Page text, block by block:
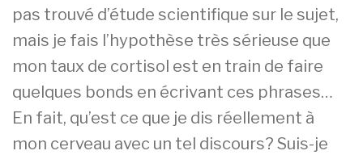
pas trouvé d’étude scientifique sur le sujet,
mais je fais l’hypothèse très sérieuse que
mon taux de cortisol est en train de faire
quelques bonds en écrivant ces phrases…
En fait, qu’est ce que je dis réellement à
mon cerveau avec un tel discours? Suis-je